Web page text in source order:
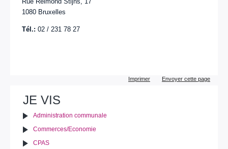
1080 Bruxelles
Tél.: 02 / 231 78 27
Imprimer Envoyer cette page
JE VIS
Administration communale
Commerces/Economie
CPAS